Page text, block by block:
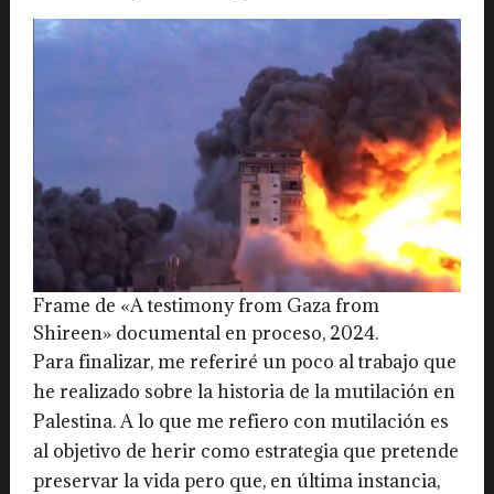
Frame de «A testimony from Gaza from
Shireen» documental en proceso, 2024.
Para finalizar, me referiré un poco al trabajo que
he realizado sobre la historia de la mutilación en
Palestina. A lo que me refiero con mutilación es
al objetivo de herir como estrategia que pretende
preservar la vida pero que, en última instancia,